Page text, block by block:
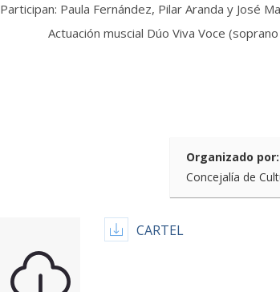
Participan: Paula Fernández, Pilar Aranda y José
Actuación muscial Dúo Viva Voce (soprano
Organizado por:
Concejalía de
CARTEL